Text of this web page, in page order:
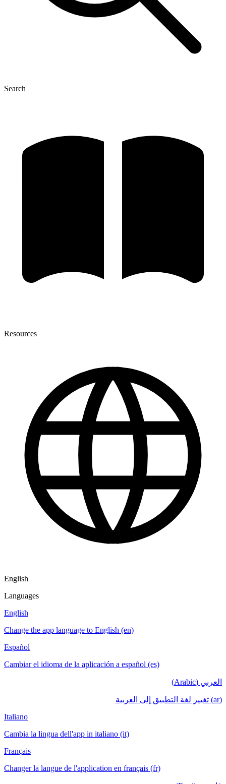
Search
Resources
English
Languages
English
Change the app language to English (en)
Español
Cambiar el idioma de la aplicación a español (es)
العربي (Arabic)
(ar) تغيير لغة التطبيق إلى العربية
Italiano
Cambia la lingua dell'app in italiano (it)
Français
Changer la langue de l'application en français (fr)